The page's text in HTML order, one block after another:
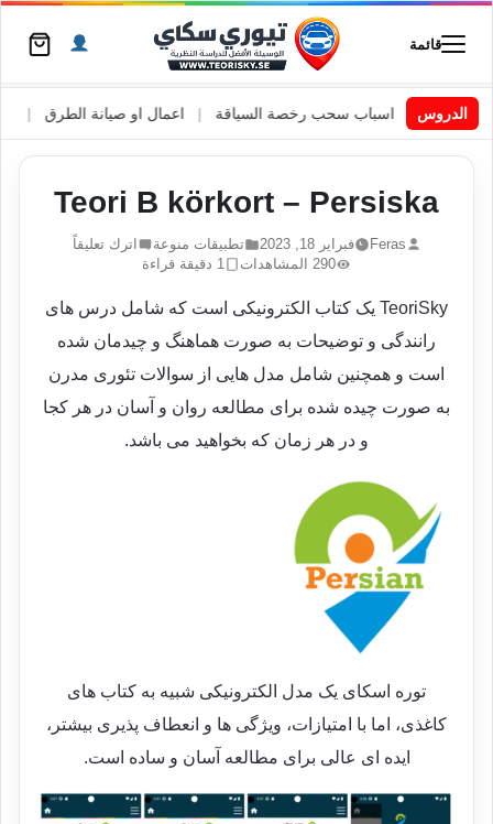
قائمة
الدروس
| اسباب سحب رخصة السياقة | اعمال او صيانة الطرق |
Teori B körkort – Persiska
Feras فبراير 18, 2023 تطبيقات منوعة
اترك تعليقاً
290 المشاهدات
1 دقيقة قراءة
TeoriSky یک کتاب الکترونیکی است که شامل درس های
رانندگی و توضیحات به صورت هماهنگ و چیدمان شده
است و همچنین شامل مدل هایی از سوالات تئوری مدرن
به صورت چیده شده برای مطالعه روان و آسان در هر کجا
و در هر زمان که بخواهید می باشد.
توره اسکای یک مدل الکترونیکی شبیه به کتاب های
کاغذی، اما با امتیازات، ویژگی ها و انعطاف پذیری بیشتر،
ایده ای عالی برای مطالعه آسان و ساده است.